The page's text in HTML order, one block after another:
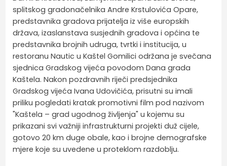
splitskog gradonačelnika Andre Krstulovića Opare,
predstavnika gradova prijatelja iz više europskih
država, izaslanstava susjednih gradova i općina te
predstavnika brojnih udruga, tvrtki i institucija, u
restoranu Nautic u Kaštel Gomilici održana je svečana
sjednica Gradskog vijeća povodom Dana grada
Kaštela. Nakon pozdravnih riječi predsjednika
Gradskog vijeća Ivana Udovičića, prisutni su imali
priliku pogledati kratak promotivni film pod nazivom
"Kaštela – grad ugodnog življenja" u kojemu su
prikazani svi važniji infrastrukturni projekti duž cijele,
gotovo 20 km duge obale, kao i brojne demografske
mjere koje su uvedene u proteklom razdoblju.